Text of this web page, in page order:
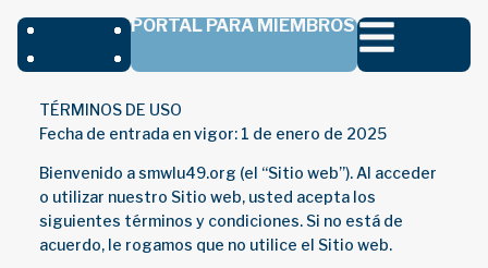
PORTAL PARA MIEMBROS
TÉRMINOS DE USO
Fecha de entrada en vigor: 1 de enero de 2025
Bienvenido a smwlu49.org (el “Sitio web”). Al acceder
o utilizar nuestro Sitio web, usted acepta los
siguientes términos y condiciones. Si no está de
acuerdo, le rogamos que no utilice el Sitio web.